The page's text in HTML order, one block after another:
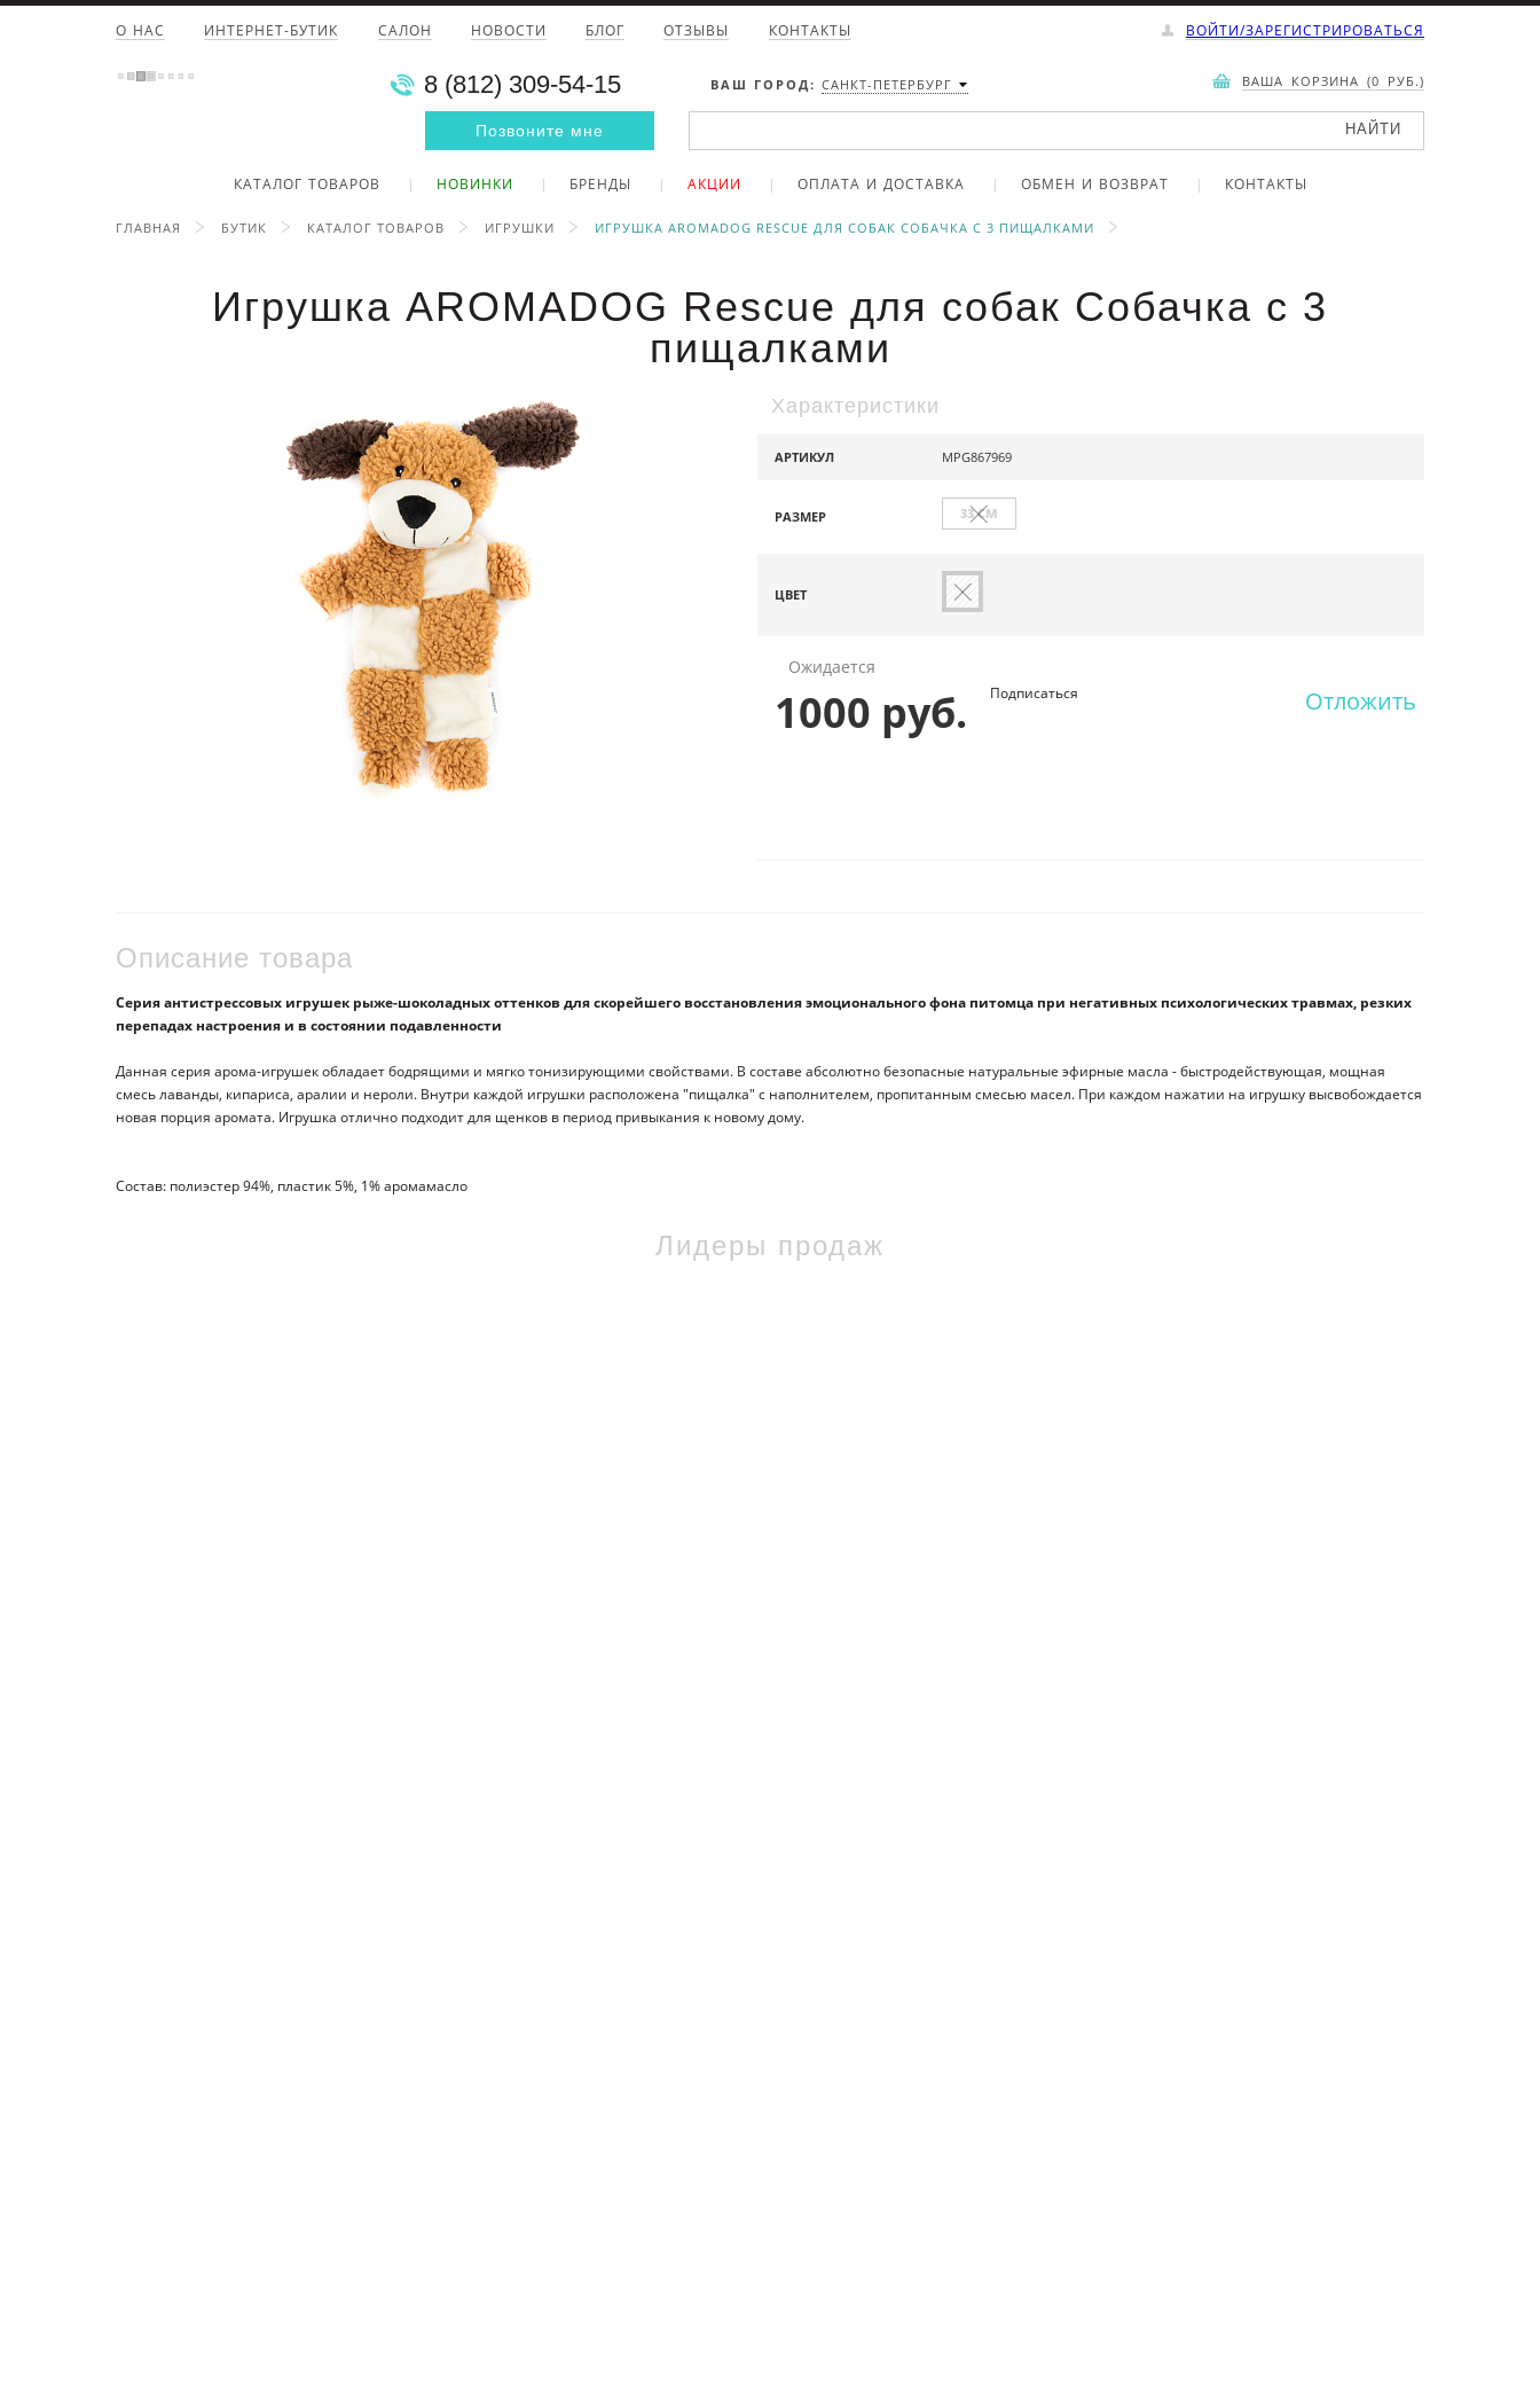
О НАС ИНТЕРНЕТ-БУТИК САЛОН НОВОСТИ БЛОГ ОТЗЫВЫ КОНТАКТЫ ВОЙТИ/ЗАРЕГИСТРИРОВАТЬСЯ
8 (812) 309-54-15 ВАШ ГОРОД: САНКТ-ПЕТЕРБУРГ ВАША КОРЗИНА (0 РУБ.)
Позвоните мне
КАТАЛОГ ТОВАРОВ НОВИНКИ БРЕНДЫ АКЦИИ ОПЛАТА И ДОСТАВКА ОБМЕН И ВОЗВРАТ КОНТАКТЫ
ГЛАВНАЯ БУТИК КАТАЛОГ ТОВАРОВ ИГРУШКИ ИГРУШКА AROMADOG RESCUE ДЛЯ СОБАК СОБАЧКА С 3 ПИЩАЛКАМИ
Игрушка AROMADOG Rescue для собак Собачка с 3
пищалками
Характеристики
АРТИКУЛ MPG867969
РАЗМЕР 33 СМ
ЦВЕТ
Ожидается
1000 руб. Подписаться Отложить
Описание товара
Серия антистрессовых игрушек рыже-шоколадных оттенков для скорейшего восстановления эмоционального фона питомца при негативных психологических травмах, резких
перепадах настроения и в состоянии подавленности
Данная серия арома-игрушек обладает бодрящими и мягко тонизирующими свойствами. В составе абсолютно безопасные натуральные эфирные масла - быстродействующая, мощная
смесь лаванды, кипариса, аралии и нероли. Внутри каждой игрушки расположена "пищалка" с наполнителем, пропитанным смесью масел. При каждом нажатии на игрушку высвобождается
новая порция аромата. Игрушка отлично подходит для щенков в период привыкания к новому дому.
Состав: полиэстер 94%, пластик 5%, 1% аромамасло
Лидеры продаж